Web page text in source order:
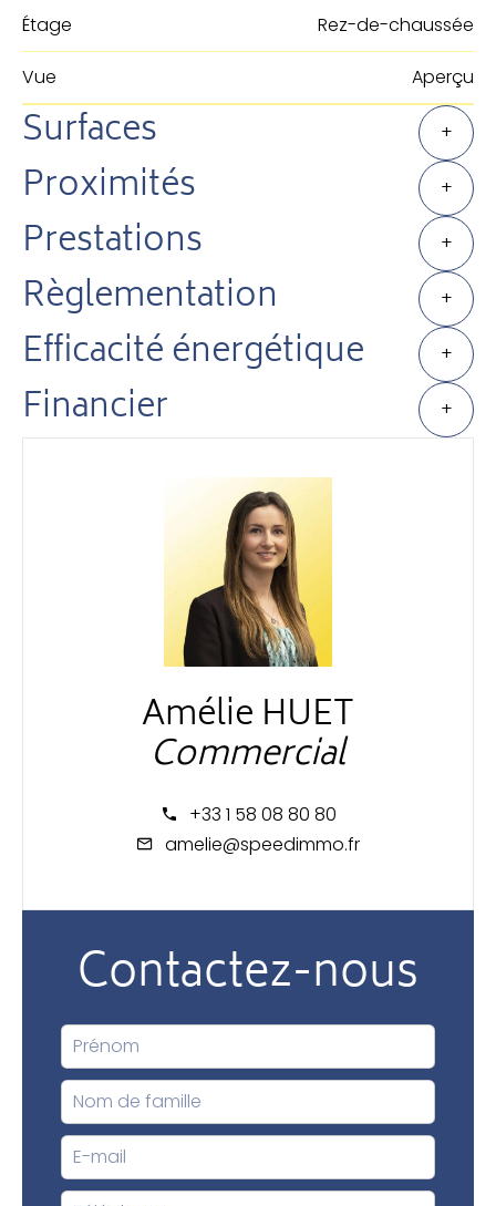
Étage Rez-de-chaussée
Vue Aperçu
Surfaces +
Proximités +
Prestations +
Règlementation +
Efficacité énergétique +
Financier +
Amélie HUET
Commercial
+33 1 58 08 80 80
amelie@speedimmo.fr
Contactez-nous